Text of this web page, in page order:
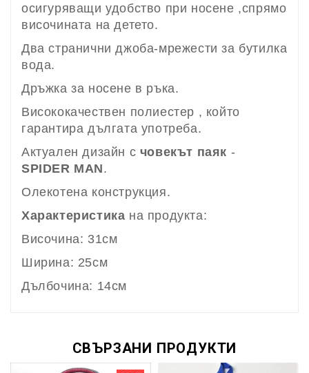
осигуряващи удобство при носене ,спрямо
височината на детето.
Два странични джоба-мрежести за бутилка
вода.
Дръжка за носене в ръка.
Висококачествен полиестер , който
гарантира дългата употреба.
Актуален дизайн с човекът паяк -
SPIDER MAN.
Олекотена конструкция.
Характеристика на продукта:
Височина: 31см
Ширина: 25см
Дълбочина: 14см
СВЪРЗАНИ ПРОДУКТИ